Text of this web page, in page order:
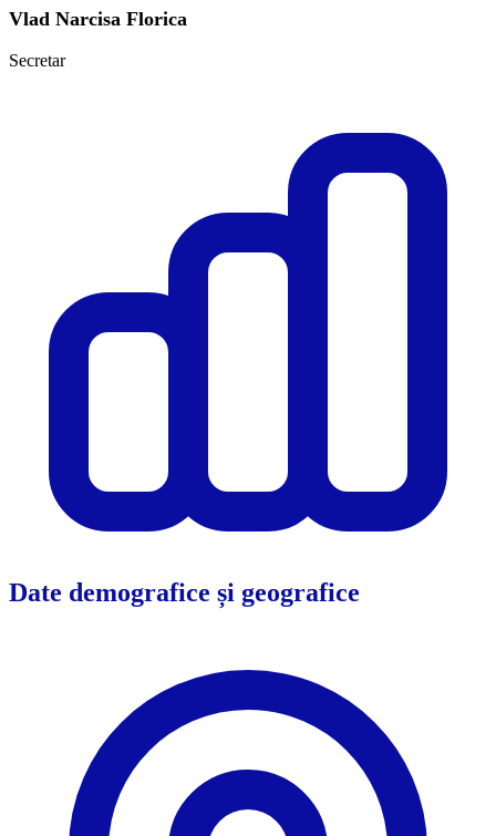
Vlad Narcisa Florica
Secretar
Date demografice și geografice